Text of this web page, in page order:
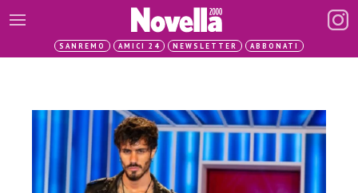
SANREMO AMICI 24 NEWSLETTER ABBONATI